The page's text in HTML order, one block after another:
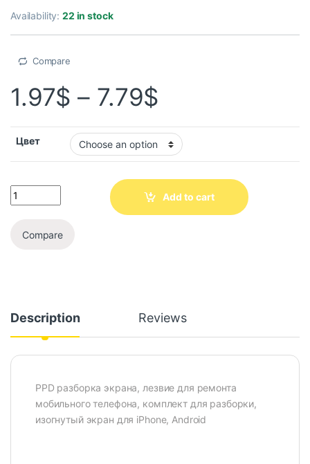
Availability:22 in stock
Compare
1.97$ – 7.79$
Цвет
Add to cart
Compare
Description Reviews
PPD разборка экрана, лезвие для ремонта
мобильного телефона, комплект для разборки,
изогнутый экран для iPhone, Android